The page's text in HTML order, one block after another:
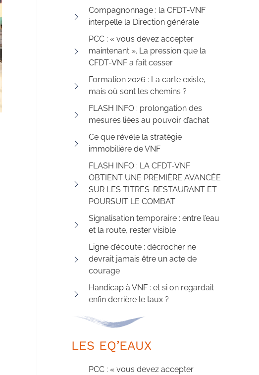
Compagnonnage : la CFDT-VNF
interpelle la Direction générale
PCC : « vous devez accepter
maintenant ». La pression que la
CFDT-VNF a fait cesser
Formation 2026 : La carte existe,
mais où sont les chemins ?
FLASH INFO : prolongation des
mesures liées au pouvoir d’achat
Ce que révèle la stratégie
immobilière de VNF
FLASH INFO : LA CFDT-VNF
OBTIENT UNE PREMIÈRE AVANCÉE
SUR LES TITRES-RESTAURANT ET
POURSUIT LE COMBAT
Signalisation temporaire : entre l’eau
et la route, rester visible
Ligne d’écoute : décrocher ne
devrait jamais être un acte de
courage
Handicap à VNF : et si on regardait
enfin derrière le taux ?
LES EQ’EAUX
PCC : « vous devez accepter